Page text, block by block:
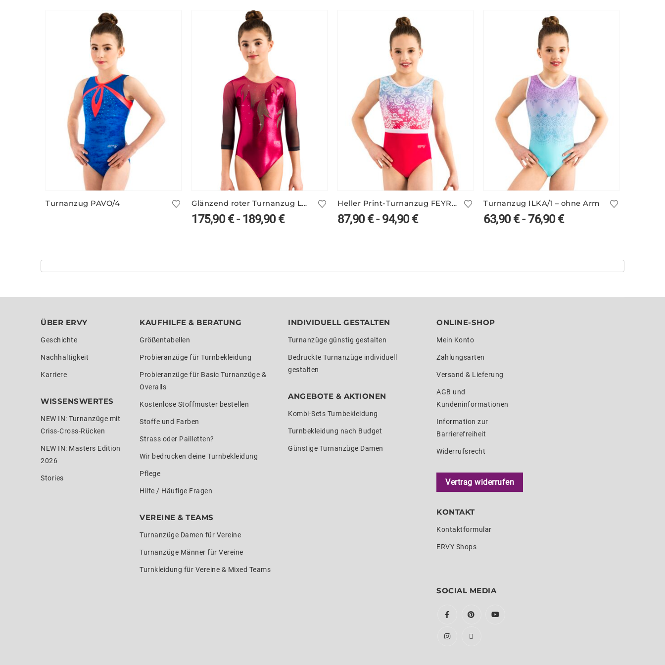
Turnanzug PAVO/4 Glänzend roter Turnanzug LORNA/3 mit Ärmelprint
175,90€- 189,90€
Heller Print-Turnanzug FEYRA/2
87,90€-94,90€
Turnanzug ILKA/1 – ohne Arm
63,90€-76,90€
ÜBER ERVY
Geschichte
Nachhaltigkeit
Karriere
WISSENSWERTES
NEW IN: Turnanzüge mit
Criss-Cross-Rücken
NEW IN: Masters Edition
2026
Stories
KAUFHILFE & BERATUNG
Größentabellen
Probieranzüge für Turnbekleidung
Probieranzüge für Basic Turnanzüge &
Overalls
Kostenlose Stoffmuster bestellen
Stoffe und Farben
Strass oder Pailletten?
Wir bedrucken deine Turnbekleidung
Pflege
Hilfe / Häufige Fragen
VEREINE & TEAMS
Turnanzüge Damen für Vereine
Turnanzüge Männer für Vereine
Turnkleidung für Vereine & Mixed Teams
INDIVIDUELL GESTALTEN
Turnanzüge günstig gestalten
Bedruckte Turnanzüge individuell
gestalten
ANGEBOTE & AKTIONEN
Kombi-Sets Turnbekleidung
Turnbekleidung nach Budget
Günstige Turnanzüge Damen
ONLINE-SHOP
Mein Konto
Zahlungsarten
Versand & Lieferung
AGB und
Kundeninformationen
Information zur
Barrierefreiheit
Widerrufsrecht
Vertrag widerrufen
KONTAKT
Kontaktformular
ERVY Shops
SOCIAL MEDIA